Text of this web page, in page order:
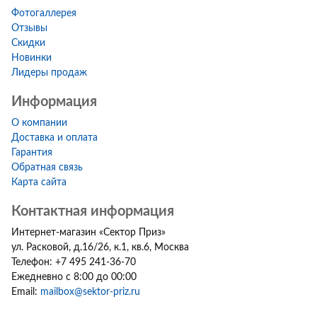
Фотогаллерея
Отзывы
Скидки
Новинки
Лидеры продаж
Информация
О компании
Доставка и оплата
Гарантия
Обратная связь
Карта сайта
Контактная информация
Интернет-магазин «Сектор Приз»
ул. Расковой, д.16/26, к.1, кв.6, Москва
Телефон: +7 495 241-36-70
Ежедневно с 8:00 до 00:00
Email: mailbox@sektor-priz.ru